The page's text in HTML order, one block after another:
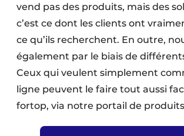
vend pas des produits, mais des
c’est ce dont les clients ont
ce qu’ils recherchent. En outre,
également par le biais de
Ceux qui veulent simplement
ligne peuvent le faire tout aussi
fortop, via notre portail de